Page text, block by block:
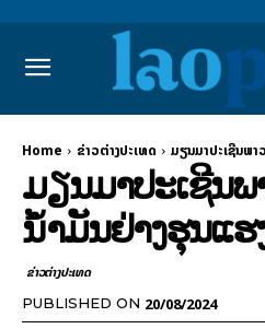
Home ຂ່າວຕ່າງປະເທດ ມຽນມາປະເຊີນພາ
ມຽນມາປະເຊີນ
ນ້ຳມັນຢ່າງຮຸນແຮ
ຂ່າວຕ່າງປະເທດ
PUBLISHED ON 20/08/2024